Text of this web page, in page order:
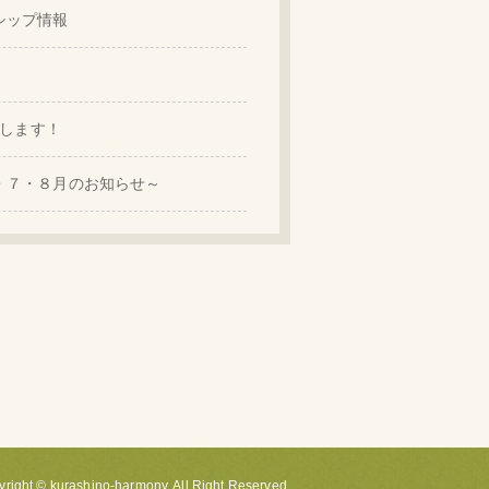
プ情報
ます！
・８月のお知らせ～
© kurashino-harmony. All Right Reserved.